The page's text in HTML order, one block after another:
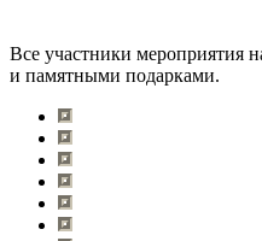
Все участники мероприятия
и памятными подарками.